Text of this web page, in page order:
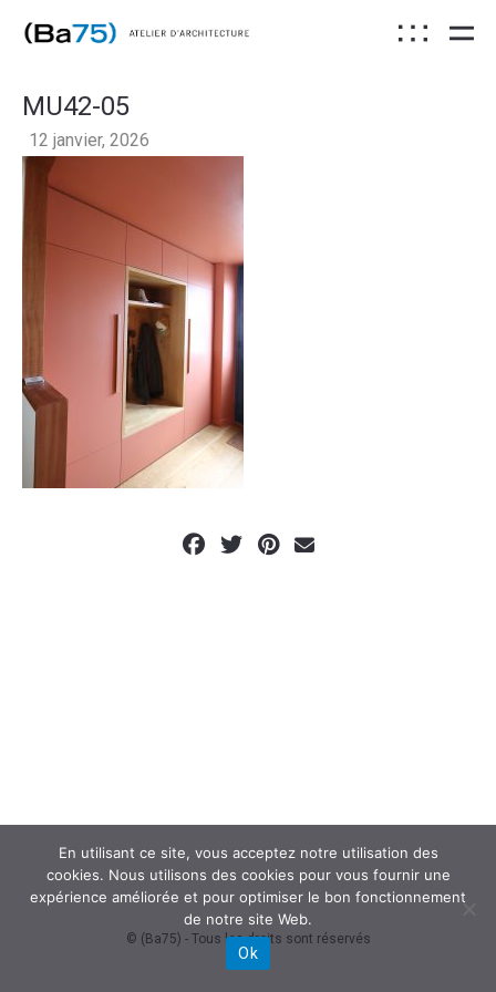
MU42-05
12 janvier, 2026
© (Ba75) - Tous les droits sont réservés
En utilisant ce site, vous acceptez notre utilisation des
cookies. Nous utilisons des cookies pour vous fournir une
expérience améliorée et pour optimiser le bon fonctionnement
de notre site Web.
Ok